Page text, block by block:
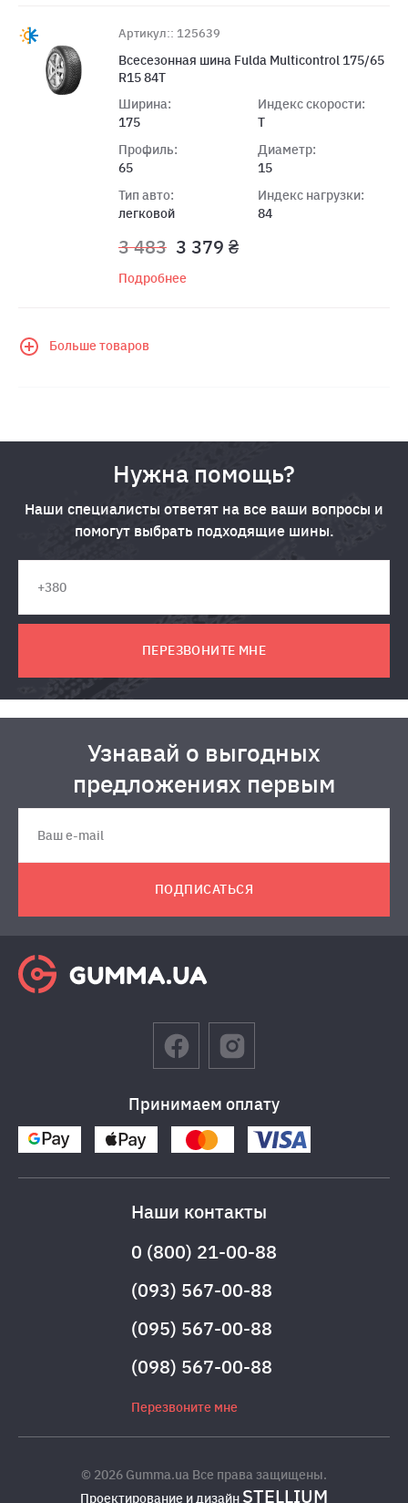
Артикул:: 125639
Всесезонная шина Fulda Multicontrol 175/65
R15 84T
Ширина:
175
Профиль:
65
Тип авто:
легковой
Индекс скорости:
T
Диаметр:
15
Индекс нагрузки:
84
3 483 3 379 ₴
Подробнее
Больше товаров
Нужна помощь?
Наши специалисты ответят на все ваши вопросы и
помогут выбрать подходящие шины.
ПЕРЕЗВОНИТЕ МНЕ
Узнавай о выгодных
предложениях первым
ПОДПИСАТЬСЯ
Принимаем оплату
Наши контакты
0 (800) 21-00-88
(093) 567-00-88
(095) 567-00-88
(098) 567-00-88
Перезвоните мне
© 2026 Gumma.ua Все права защищены.
Проектирование и дизайн STELLIUM